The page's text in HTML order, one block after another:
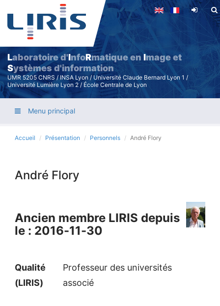
Aller
contenu
principal
Laboratoire d'InfoRmatique enImage et
Systèmes d'information
UMR 5205 CNRS / INSA Lyon / Université Claude Bernard Lyon 1 /
Université Lumière Lyon 2 / École Centrale de Lyon
Menu principal
Accueil Présentation Personnels André Flory
André Flory
Ancien membre LIRIS depuis
le : 2016-11-30
Qualité
(LIRIS)
Professeur des universités
associé